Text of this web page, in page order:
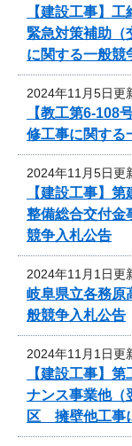
【建設工事】
緊急対策補助
に関する一般競
2024年11月5日更
【教工第6-108
修工事に関する
2024年11月5日更
【建設工事】
整備総合交付金
競争入札公告
2024年11月1日更
岐阜県立各務原
般競争入札公告
2024年11月1日更
【建設工事】
ナンス事業他（
区 擁壁他工事